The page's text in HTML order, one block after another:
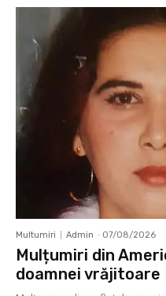
Multumiri Admin - 07/08/2026
Mulțumiri din
doamnei vrăjitoare